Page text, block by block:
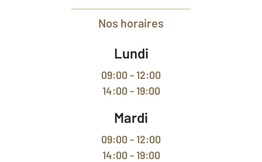
Nos horaires
Lundi
09:00 - 12:00
14:00 - 19:00
Mardi
09:00 - 12:00
14:00 - 19:00